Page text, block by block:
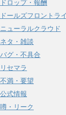
ドロップ・報酬
ドールズフロントラ
ニューラルクラウド
ネタ・雑談
バグ・不具合
リセマラ
不満・要望
公式情報
噂・リーク